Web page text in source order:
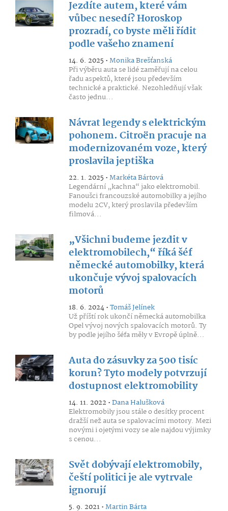
Jezdíte autem, které vám
vůbec nesedí? Horoskop
prozradí, co byste měli řídit
podle vašeho znamení
14. 6. 2025 •Monika Brešťanská
Při výběru auta se lidé zaměřují na celou
řadu aspektů, které jsou především
technické a praktické. Nezohledňují však
často jednu...
Návrat legendy s elektrickým
pohonem. Citroën pracuje na
modernizovaném voze, který
proslavila jeptiška
22. 1. 2025 •Markéta Bártová
Legendární „kachna“ jako elektromobil.
Fanoušci francouzské automobilky a jejího
modelu 2CV, který proslavila především
filmová...
„Všichni budeme jezdit v
elektromobilech,“ říká šéf
německé automobilky, která
ukončuje vývoj spalovacích
motorů
18. 6. 2024 •Tomáš Jelínek
Už příští rok ukončí německá automobilka
Opel vývoj nových spalovacích motorů. Ty
by podle jejího šéfa měly v Evropě úplně...
Auta do zásuvky za 500 tisíc
korun? Tyto modely potvrzují
dostupnost elektromobility
14. 11. 2022 •Dana Halušková
Elektromobily jsou stále o desítky procent
dražší než auta se spalovacími motory. Mezi
novými i ojetými vozy se ale najdou výjimky
s cenou...
Svět dobývají elektromobily,
čeští politici je ale vytrvale
ignorují
5. 9. 2021 •Martin Bárta